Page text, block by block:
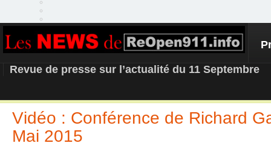
REOPEN911 – NEWS
Revue de presse sur l’actualité du 11 Septembre
Vidéo : Conférence de Richard
Mai 2015